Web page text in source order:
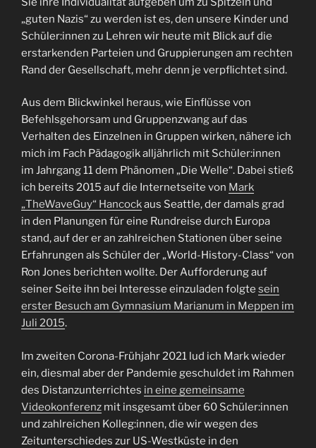
„guten Nazis“ zu werden ist es, den unsere Kinder und
Schüler:innen zu Lehren wir heute mit Blick auf die
erstarkenden Parteien und Gruppierungen am rechten
Rand der Gesellschaft, mehr denn je verpflichtet sind.
Aus dem Blickwinkel heraus, wie Einflüsse von
Befehlsgehorsam und Gruppenzwang auf das
Verhalten des Einzelnen in Gruppen wirken, nähere ich
mich im Fach Pädagogik alljährlich mit Schüler:innen
im Jahrgang 11 dem Phänomen „Die Welle“. Dabei stieß
ich bereits 2015 auf die Internetseite von Mark
„TheWaveGuy“ Hancockaus Seattle, der damals grad
in den Planungen für eine Rundreise durch Europa
stand, auf der er an zahlreichen Stationen über seine
Erfahrungen als Schüler der „World-History-Class“ von
Ron Jones berichten wollte. Der Aufforderung auf
seiner Seite ihn bei Interesse einzuladen folgte sein
erster Besuch am Gymnasium Marianum in Meppen im
Juli 2015.
Im zweiten Corona-Frühjahr 2021 lud ich Mark wieder
ein, diesmal aber der Pandemie geschuldet im Rahmen
des Distanzunterrichtes in eine gemeinsame
Videokonferenz mit insgesamt über 60 Schüler:innen
und zahlreichen Kolleg:innen, die wir wegen des
Zeitunterschiedes zur US-Westküste in den